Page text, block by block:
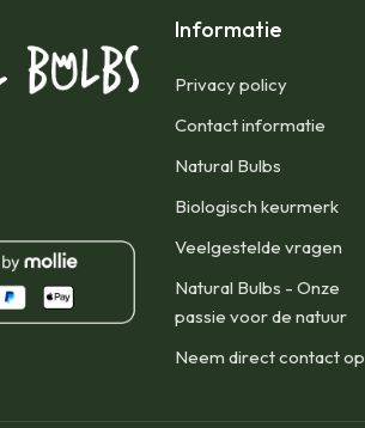
Informatie
Privacy policy
Contact informatie
Natural Bulbs
Biologisch keurmerk
Veelgestelde vragen
Natural Bulbs - Onze
passie voor de natuur
Neem direct contact op